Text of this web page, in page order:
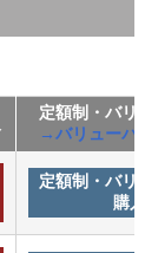
定額制・バリ
→バリューパッ
定額制・バリ
購入